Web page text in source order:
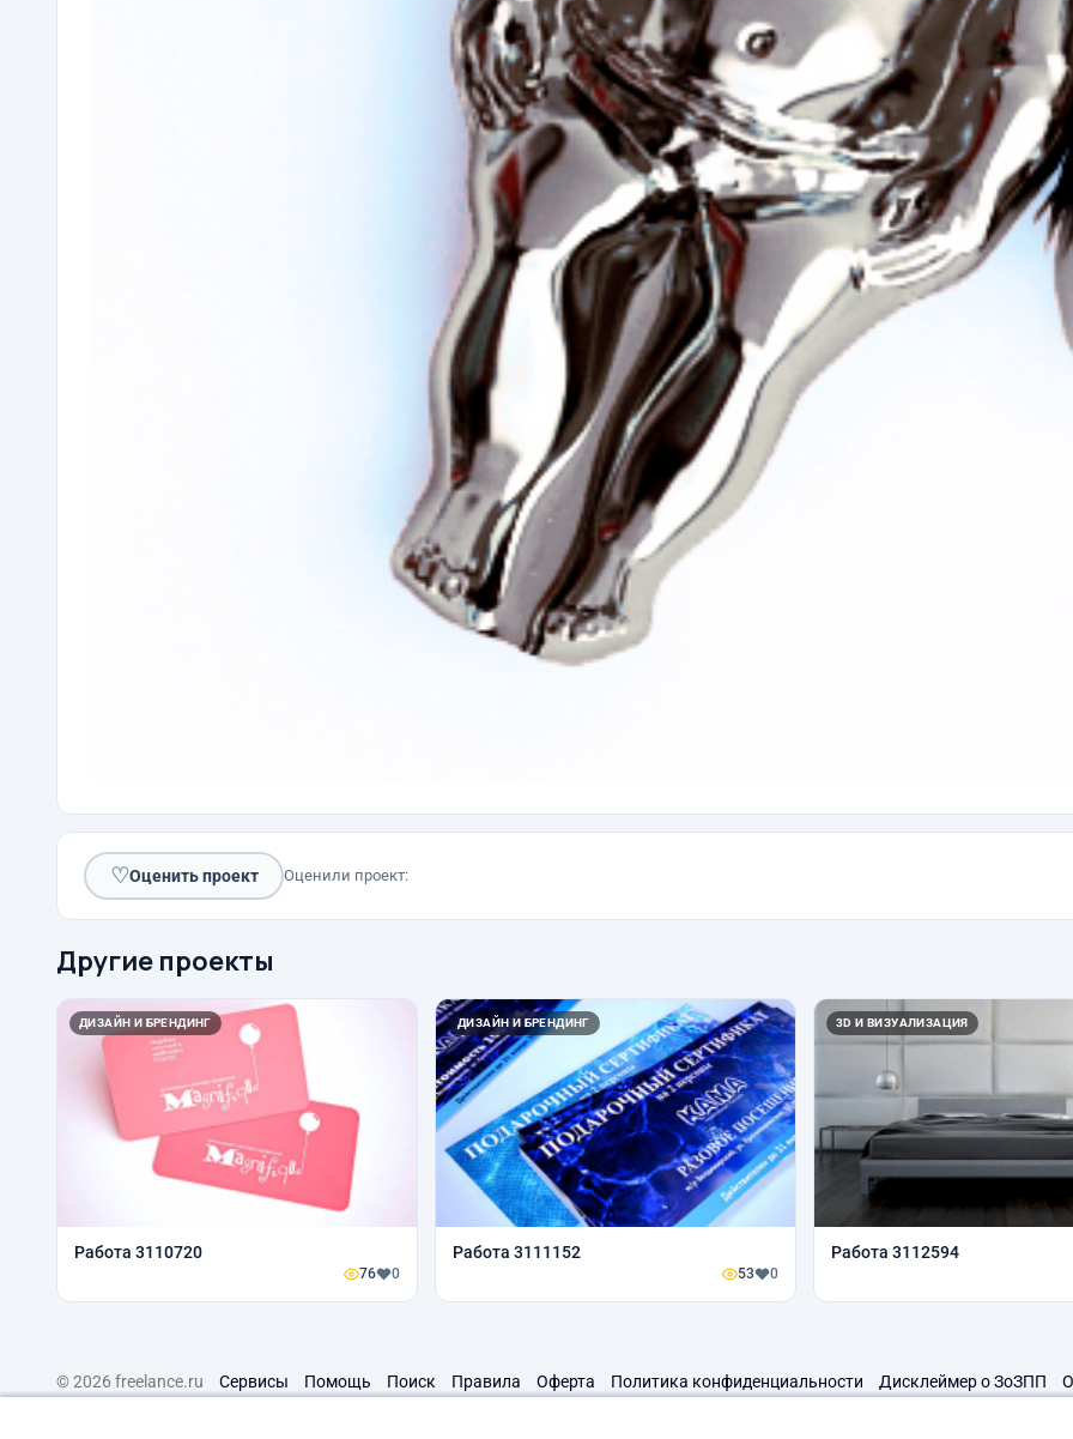
♡Оценить проект Оценили проект:
Другие проекты
ДИЗАЙН И БРЕНДИНГ
Работа 3110720
76 0
ДИЗАЙН И БРЕНДИНГ
Работа 3111152
53 0
3D И ВИЗУАЛИЗАЦИЯ
Работа 3112594
© 2026 freelance.ru Сервисы Помощь Поиск Правила Оферта Политика конфиденциальности Дисклеймер о ЗоЗПП